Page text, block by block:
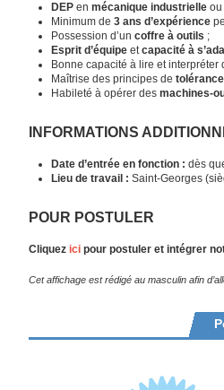
DEP en mécanique industrielle
Minimum de 3 ans d’expérience
Possession d’un coffre à outils ;
Esprit d’équipe etcapacité à
Bonne capacité à lire et interpréter
Maîtrise des principes de
Habileté à opérer des machines-
INFORMATIONS
Date d’entrée en fonction : dès
Lieu de travail : Saint-Georges
POUR POSTULER
Cliquez ici pour postuler et intégrer
Cet affichage est rédigé au masculin afin